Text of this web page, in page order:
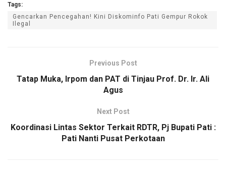
ce
b
k
tt ail at
p
p
py
k
ar
Tags:
Gencarkan Pencegahan! Kini Diskominfo Pati Gempur Rokok
Ilegal
Previous Post
Tatap Muka, Irpom dan PAT di Tinjau Prof. Dr. Ir. Ali
Agus
Next Post
Koordinasi Lintas Sektor Terkait RDTR, Pj Bupati Pati :
Pati Nanti Pusat Perkotaan